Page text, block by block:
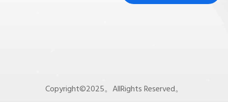
Copyright©2025。AllRights Reserved。